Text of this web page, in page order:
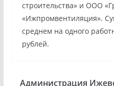
строительства» и ООО
«Ижпромвентиляция».
среднем на одного
рублей.
Администрация